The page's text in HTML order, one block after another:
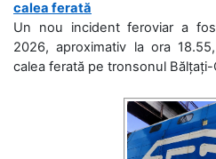
calea ferată
Un nou incident feroviar a
2026, aproximativ la ora
calea ferată pe tronsonul Bălțați-